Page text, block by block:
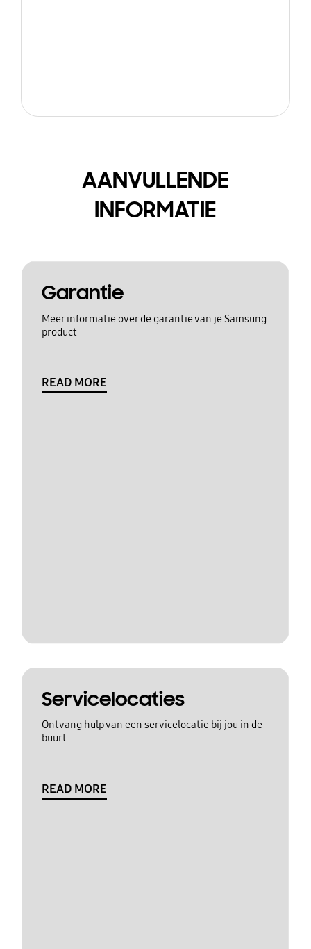
AANVULLENDE
INFORMATIE
Garantie
Meer informatie over de garantie van je Samsung
product
READ MORE
Servicelocaties
Ontvang hulp van een servicelocatie bij jou in de
buurt
READ MORE